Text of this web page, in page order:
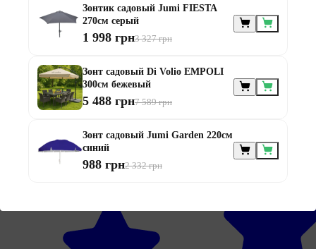
Зонтик садовый Jumi FIESTA
270см серый
1 998 грн3 327 грн
Зонт садовый Di Volio EMPOLI
300см бежевый
5 488 грн7 589 грн
Зонт садовый Jumi Garden 220см
синий
988 грн2 332 грн